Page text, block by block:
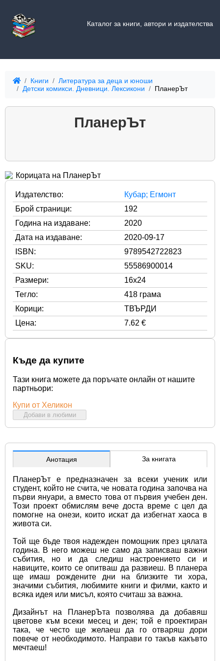
Каталог за книги, автори и издателства
Книги
Литература за деца и юноши
Детски комикси. Дневници. Лексикони
ПланерЪт
ПланерЪт
Издателство:
Кубар; Егмонт
Брой страници:
192
Година на издаване:
2020
Дата на издаване:
2020-09-17
ISBN:
9789542722823
SKU:
55586900014
Размери:
16x24
Тегло:
418 грама
Корици:
ТВЪРДИ
Цена:
7.62 €
Къде да купите
Тази книга можете да поръчате онлайн от нашите
партньори:
Купи от Хеликон
Добави в любими
Анотация За книгата
ПланерЪт е предназначен за всеки ученик или
студент, който не счита, че новата година започва на
първи януари, а вместо това от първия учебен ден.
Този проект обмислям вече доста време с цел да
помогне на онези, които искат да избегнат хаоса в
живота си.
Той ще бъде твоя надежден помощник през цялата
година. В него можеш не само да записваш важни
събития, но и да следиш настроението си и
навиците, които се опитваш да развиеш. В планера
ще имаш рождените дни на близките ти хора,
значими събития, любимите книги и филми, както и
всяка идея или мисъл, която считаш за важна.
Дизайнът на ПланерЪта позволява да добавяш
цветове към всеки месец и ден; той е проектиран
така, че често ще желаеш да го отваряш дори
повече от необходимото. Направи го такъв какъвто
мечтаеш!